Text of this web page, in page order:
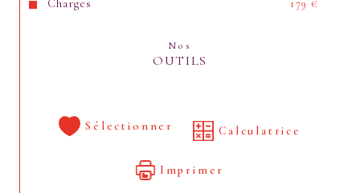
Charges 179 €
Nos
OUTILS
Sélectionner Calculatrice
Imprimer